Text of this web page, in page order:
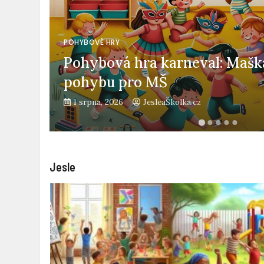
POHYBOVÉ HRY
Pohybová hra karneval:
pohybu pro MŠ
1 srpna, 2026 JesleaŠkolka.cz
Jesle